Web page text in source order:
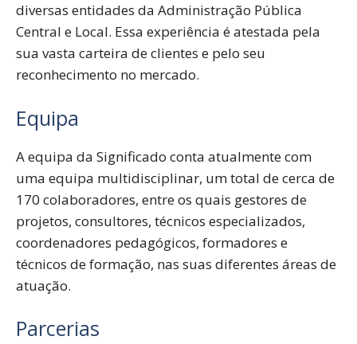
diversas entidades da Administração Pública
Central e Local. Essa experiência é atestada pela
sua vasta carteira de clientes e pelo seu
reconhecimento no mercado.
Equipa
A equipa da Significado conta atualmente com
uma equipa multidisciplinar, um total de cerca de
170 colaboradores, entre os quais gestores de
projetos, consultores, técnicos especializados,
coordenadores pedagógicos, formadores e
técnicos de formação, nas suas diferentes áreas de
atuação.
Parcerias